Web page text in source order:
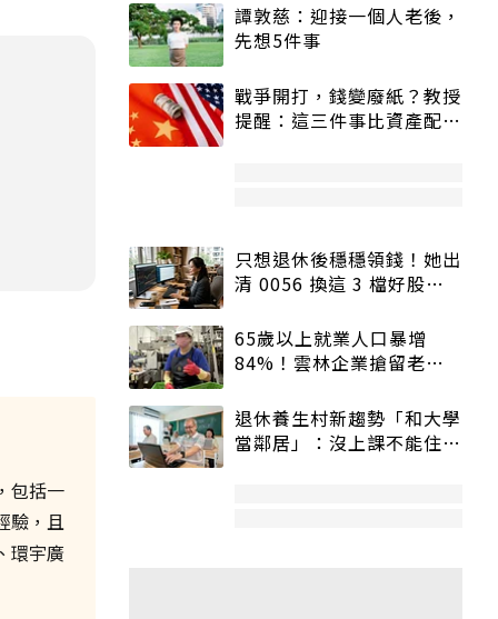
包括一
驗，且
環宇廣
譚敦慈：迎接一個人老後，
先想5件事
戰爭開打，錢變廢紙？教授
提醒：這三件事比資產配置
只想退休後穩穩領錢！她出
清 0056 換這 3 檔好股：
65歲以上就業人口暴增
84%！雲林企業搶留老員
退休養生村新趨勢「和大學
當鄰居」：沒上課不能住、